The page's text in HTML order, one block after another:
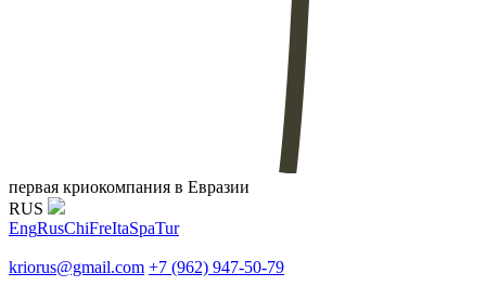
первая криокомпания в Евразии
RUS
EngRusChiFreItaSpaTur
kriorus@gmail.com +7 (962) 947-50-79